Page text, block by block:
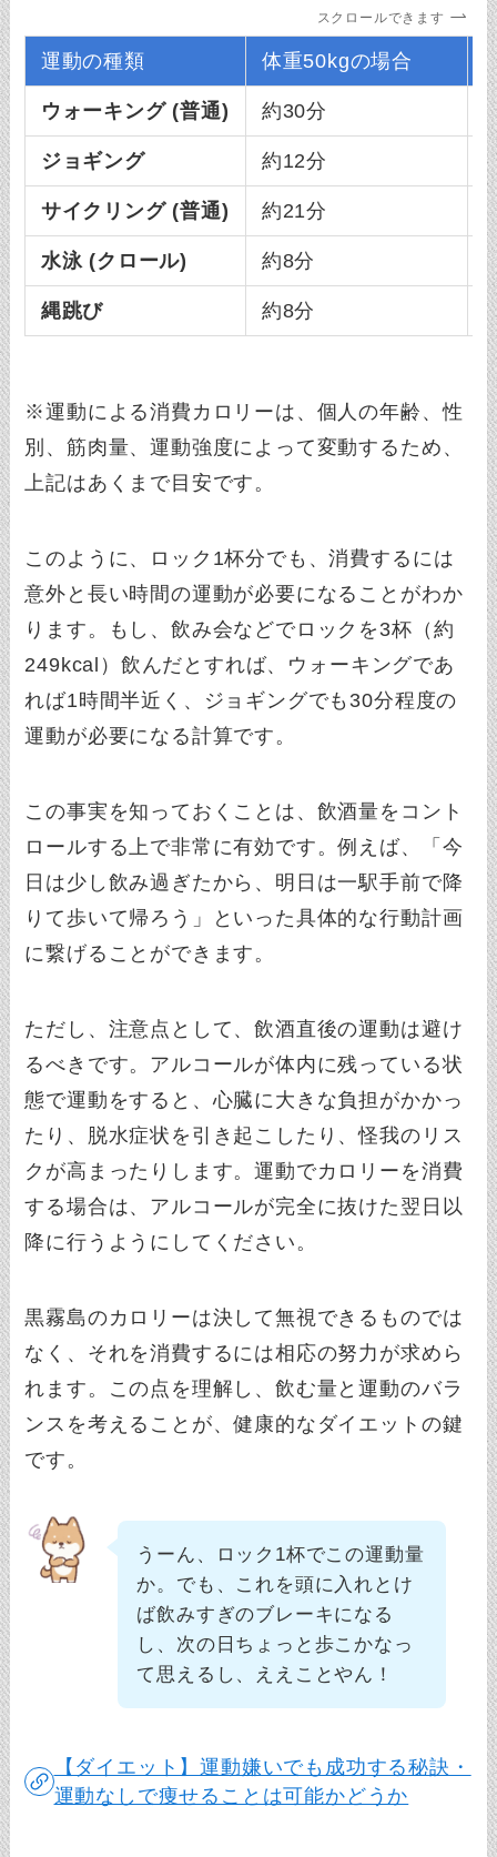
スクロールできます
運動の種類 体重50kgの場合
ウォーキング (普通) 約30分
ジョギング 約12分
サイクリング (普通) 約21分
水泳 (クロール) 約8分
縄跳び 約8分
※運動による消費カロリーは、個人の年齢、性
別、筋肉量、運動強度によって変動するため、
上記はあくまで目安です。
このように、ロック1杯分でも、消費するには
意外と長い時間の運動が必要になることがわか
ります。もし、飲み会などでロックを3杯（約
249kcal）飲んだとすれば、ウォーキングであ
れば1時間半近く、ジョギングでも30分程度の
運動が必要になる計算です。
この事実を知っておくことは、飲酒量をコント
ロールする上で非常に有効です。例えば、「今
日は少し飲み過ぎたから、明日は一駅手前で降
りて歩いて帰ろう」といった具体的な行動計画
に繋げることができます。
ただし、注意点として、飲酒直後の運動は避け
るべきです。アルコールが体内に残っている状
態で運動をすると、心臓に大きな負担がかかっ
たり、脱水症状を引き起こしたり、怪我のリス
クが高まったりします。運動でカロリーを消費
する場合は、アルコールが完全に抜けた翌日以
降に行うようにしてください。
黒霧島のカロリーは決して無視できるものでは
なく、それを消費するには相応の努力が求めら
れます。この点を理解し、飲む量と運動のバラ
ンスを考えることが、健康的なダイエットの鍵
です。
うーん、ロック1杯でこの運動量
か。でも、これを頭に入れとけ
ば飲みすぎのブレーキになる
し、次の日ちょっと歩こかなっ
て思えるし、ええことやん！
【ダイエット】運動嫌いでも成功する秘訣・
運動なしで痩せることは可能かどうか